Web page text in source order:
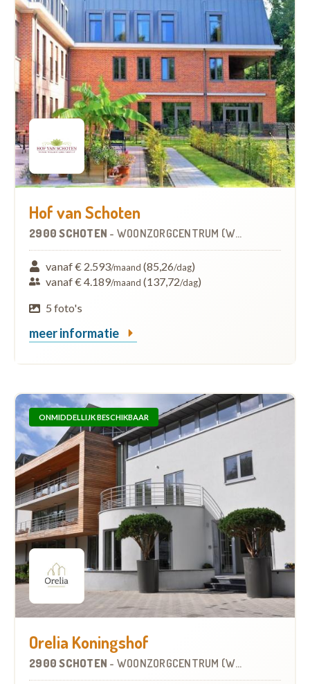
Hof van Schoten
2900 SCHOTEN - WOONZORGCENTRUM (WZC)
vanaf € 2.593/maand (85,26/dag)
vanaf € 4.189/maand (137,72/dag)
5 foto's
meer informatie
ONMIDDELLIJK BESCHIKBAAR
Orelia Koningshof
2900 SCHOTEN - WOONZORGCENTRUM (WZC)